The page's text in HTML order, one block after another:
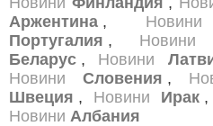
Аржентина , Новини
Португалия , Новини
Беларус , Новини
Новини
Словения ,
Швеция , Новини Ирак ,
Новини Албания